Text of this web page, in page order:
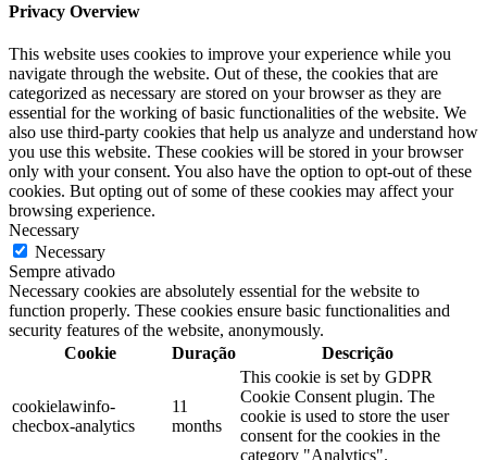
Privacy Overview
This website uses cookies to improve your experience while you
navigate through the website. Out of these, the cookies that are
categorized as necessary are stored on your browser as they are
essential for the working of basic functionalities of the website. We
also use third-party cookies that help us analyze and understand how
you use this website. These cookies will be stored in your browser
only with your consent. You also have the option to opt-out of these
cookies. But opting out of some of these cookies may affect your
browsing experience.
Necessary
Necessary
Sempre ativado
Necessary cookies are absolutely essential for the website to
function properly. These cookies ensure basic functionalities and
security features of the website, anonymously.
Cookie
Duração Descrição
cookielawinfo-
checbox-analytics
11
months
This cookie is set by GDPR
Cookie Consent plugin. The
cookie is used to store the user
consent for the cookies in the
category "Analytics".